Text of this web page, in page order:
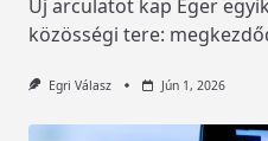
Új arculatot kap Eger
közösségi tere:
Egri Válasz Jún 1, 2026